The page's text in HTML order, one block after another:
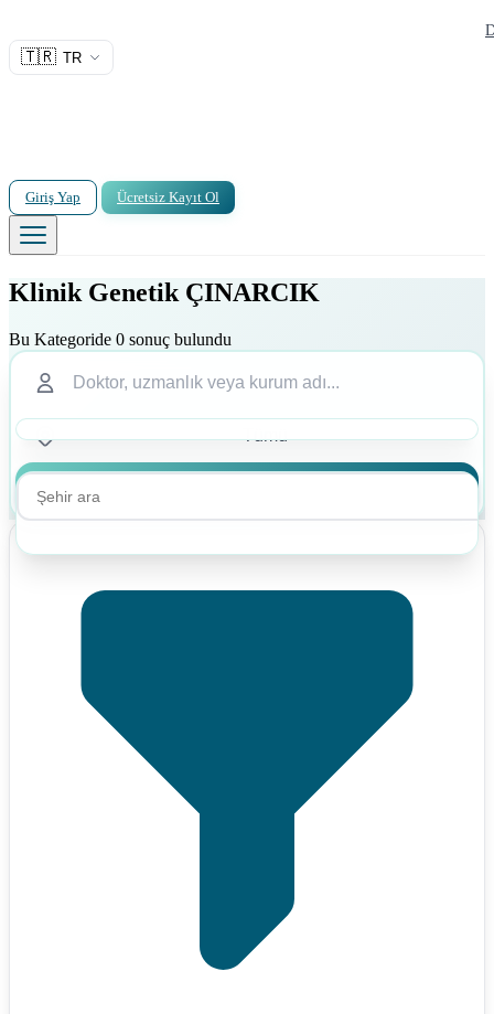
🇹🇷 TR
Giriş Yap Ücretsiz Kayıt Ol
Klinik Genetik ÇINARCIK
Bu Kategoride 0 sonuç bulundu